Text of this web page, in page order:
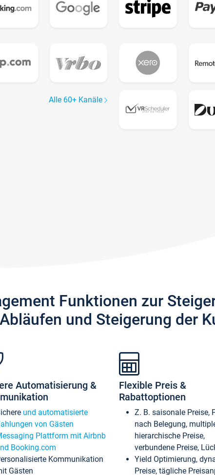
Alle 60+ Kanäle
Funktionen zur
und Steigerung der
Automatisierung &
und automatisierte
von Gästen
Plattform mit Airbnb
Booking.com
Kommunikation
Gästen
Flexible Preis &
Rabattoptionen
Z. B. saisonale Preise,
nach Belegung,
hierarchische Preise,
verbundene Preise,
Yield Optimierung,
Preise, tägliche